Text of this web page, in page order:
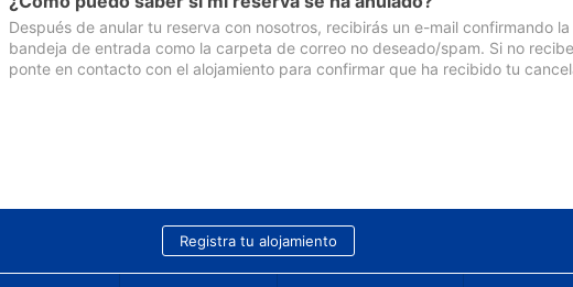
Después de anular tu reserva con nosotros, recibirás un e-mail confirmando
bandeja de entrada como la carpeta de correo no deseado/spam. Si no
ponte en contacto con el alojamiento para confirmar que ha recibido tu
Registra tu alojamiento